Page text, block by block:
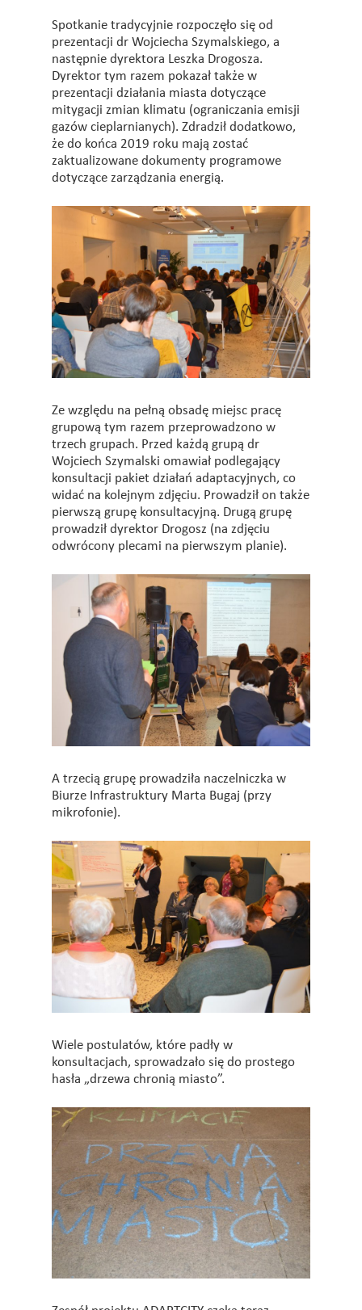
Spotkanie tradycyjnie rozpoczęło się od
prezentacji dr Wojciecha Szymalskiego, a
następnie dyrektora Leszka Drogosza.
Dyrektor tym razem pokazał także w
prezentacji działania miasta dotyczące
mitygacji zmian klimatu (ograniczania emisji
gazów cieplarnianych). Zdradził dodatkowo,
że do końca 2019 roku mają zostać
zaktualizowane dokumenty programowe
dotyczące zarządzania energią.
Ze względu na pełną obsadę miejsc pracę
grupową tym razem przeprowadzono w
trzech grupach. Przed każdą grupą dr
Wojciech Szymalski omawiał podlegający
konsultacji pakiet działań adaptacyjnych, co
widać na kolejnym zdjęciu. Prowadził on także
pierwszą grupę konsultacyjną. Drugą grupę
prowadził dyrektor Drogosz (na zdjęciu
odwrócony plecami na pierwszym planie).
A trzecią grupę prowadziła naczelniczka w
Biurze Infrastruktury Marta Bugaj (przy
mikrofonie).
Wiele postulatów, które padły w
konsultacjach, sprowadzało się do prostego
hasła „drzewa chronią miasto”.